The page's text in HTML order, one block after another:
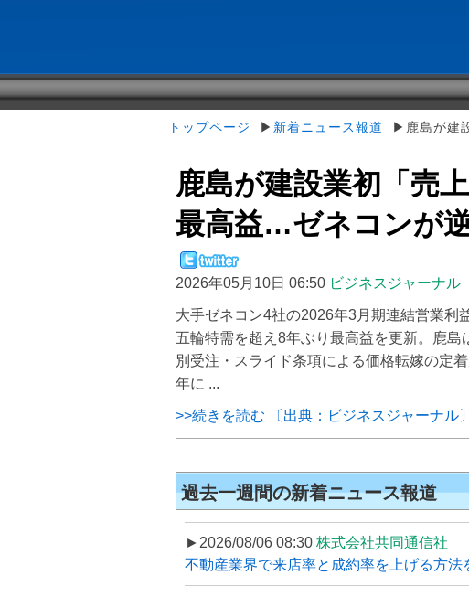
トップページ ▶ 新着ニュース報道 ▶鹿島が建
鹿島が建設業初「売
最高益…ゼネコンが
2026年05月10日 06:50 ビジネスジャーナル
大手ゼネコン4社の2026年3月期連結営業利
五輪特需を超え8年ぶり最高益を更新。鹿
別受注・スライド条項による価格転嫁の定
年に ...
>>続きを読む 〔出典：ビジネスジャーナル〕
過去一週間の新着ニュース報道
►2026/08/06 08:30 株式会社共同通信社
不動産業界で来店率と成約率を上げる方法